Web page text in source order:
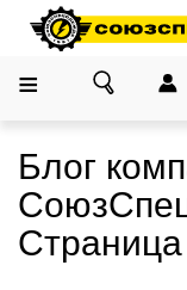
Адреса магазинов
Главная О компании
Блог